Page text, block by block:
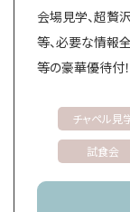
会場見学、超贅
等、必要な情報
等の豪華優待付！
チャペル見
試食会
ウエディングレポート
資料請求・お問い合わ